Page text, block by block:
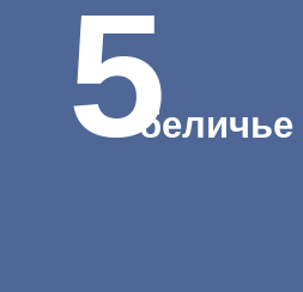
беличье
5